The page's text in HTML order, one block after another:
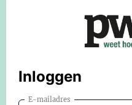
Inloggen
E-mailadres